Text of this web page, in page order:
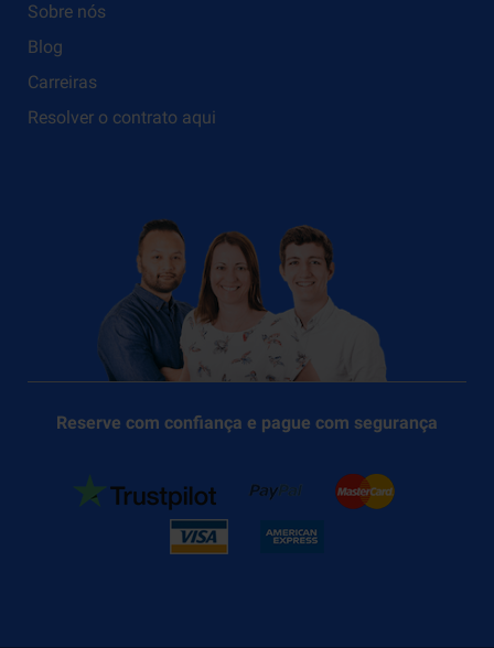
Sobre nós
Blog
Carreiras
Resolver o contrato aqui
Reserve com confiança e pague com segurança